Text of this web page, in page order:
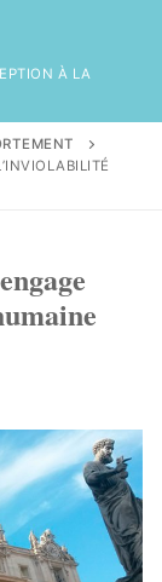
À LA